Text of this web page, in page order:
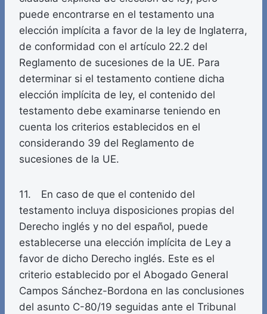
puede encontrarse en el testamento una
elección implícita a favor de la ley de Inglaterra,
de conformidad con el artículo 22.2 del
Reglamento de sucesiones de la UE. Para
determinar si el testamento contiene dicha
elección implícita de ley, el contenido del
testamento debe examinarse teniendo en
cuenta los criterios establecidos en el
considerando 39 del Reglamento de
sucesiones de la UE.
11. En caso de que el contenido del
testamento incluya disposiciones propias del
Derecho inglés y no del español, puede
establecerse una elección implícita de Ley a
favor de dicho Derecho inglés. Este es el
criterio establecido por el Abogado General
Campos Sánchez-Bordona en las conclusiones
del asunto C-80/19 seguidas ante el Tribunal